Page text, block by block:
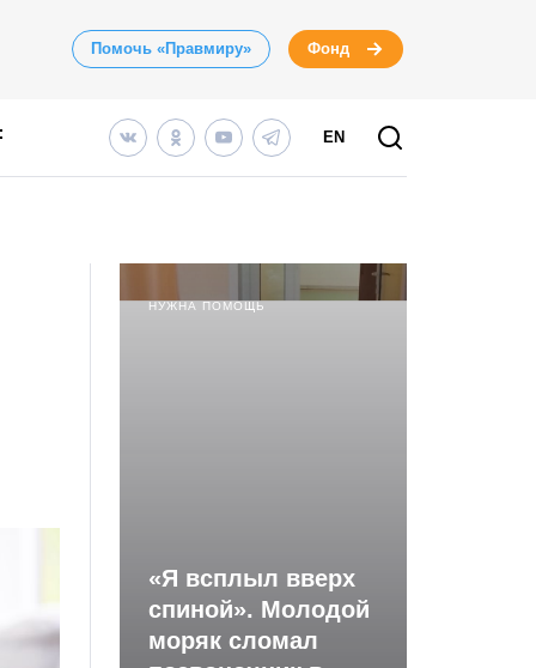
Помочь «Правмиру» Фонд
EN
НУЖНА ПОМОЩЬ
«Я всплыл вверх
спиной». Молодой
моряк сломал